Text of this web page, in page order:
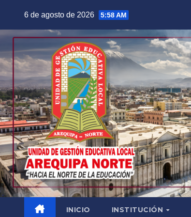
contenido
6 de agosto de 2026 5:58 AM
INICIO INSTITUCIÓN